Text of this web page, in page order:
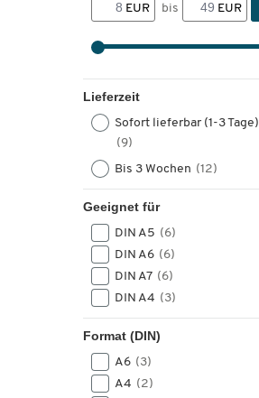
EUR bis EUR
Lieferzeit
Sofort lieferbar (1-3 Tage)
(9)
Bis 3 Wochen (12)
Geeignet für
DIN A5 (6)
DIN A6 (6)
DIN A7 (6)
DIN A4 (3)
Format (DIN)
A6 (3)
A4 (2)